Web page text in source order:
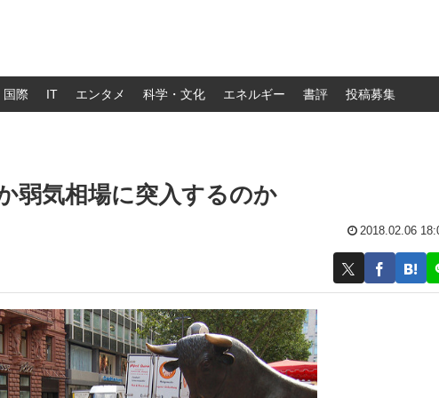
国際 IT エンタメ 科学・文化 エネルギー 書評 投稿募集
弱気相場に突入するのか
2018.02.06